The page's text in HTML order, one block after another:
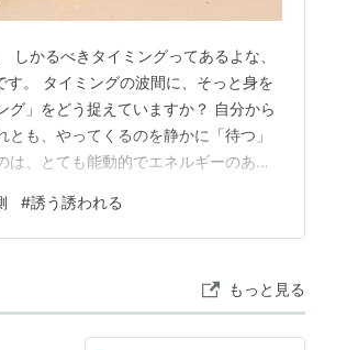
しかるべきタイミングってあるよな、
。 タイミングの波間に、そっと身を
」をどう捉えていますか？ 自分から
も、やってくるのを静かに「待つ」
、とても能動的でエネルギーのある
いていくような前向きな力ですよ
、どち…
#誘う誘われる
もっと見る